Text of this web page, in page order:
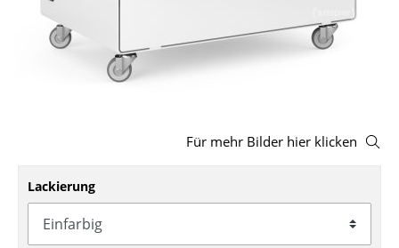
Bänke & Liegen
Schaukelstühle
Bürodrehstühle
Für mehr Bilder hier klicken
Lackierung